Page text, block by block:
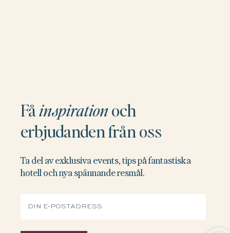
Fåinspirationoch
erbjudanden från oss
Ta del av exklusiva events, tips på fantastiska
hotell och nya spännande resmål.